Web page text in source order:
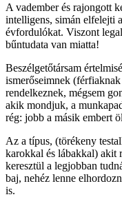
A vadember és rajongott
intelligens, simán elfelejti
évfordulókat. Viszont
bűntudata van miatta!
Beszélgetőtársam
ismerőseimnek
rendelkeznek, mégsem
akik mondjuk, a
rég: jobb a másik embert
Az a típus, (törékeny
karokkal és lábakkal) akit
keresztül a legjobban
baj, nehéz lenne
is.